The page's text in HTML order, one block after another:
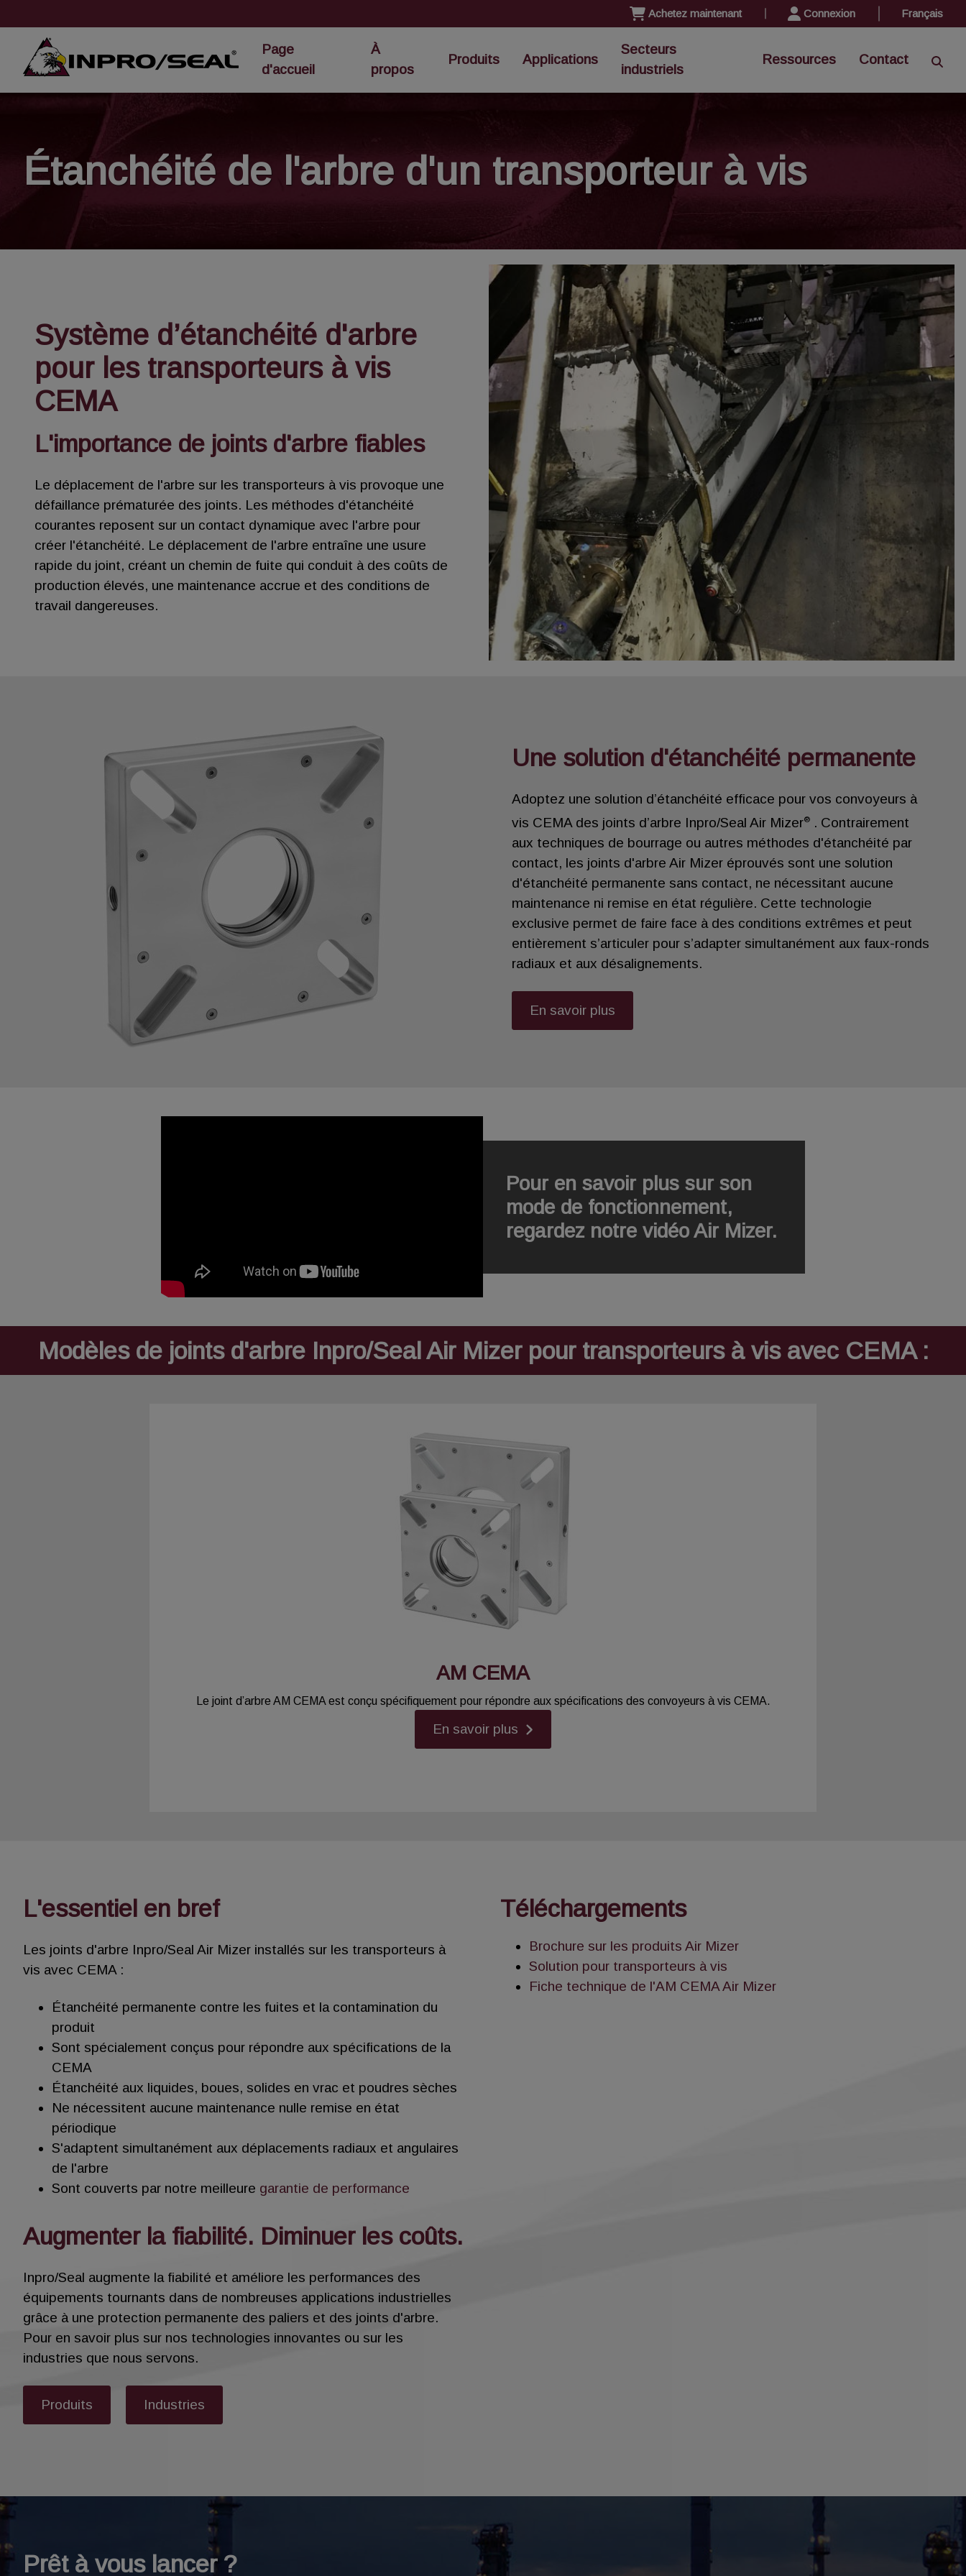
Achetez maintenant Connexion Français
Page
d'accueil
À
propos
Produits Applications
Secteurs
industriels
Ressources Contact
Étanchéité de l'arbre d'un transporteur à vis
Système d’étanchéité d'arbre
pour les transporteurs à vis
CEMA
L'importance de joints d'arbre fiables
Le déplacement de l'arbre sur les transporteurs à vis provoque une
défaillance prématurée des joints. Les méthodes d'étanchéité
courantes reposent sur un contact dynamique avec l'arbre pour
créer l'étanchéité. Le déplacement de l'arbre entraîne une usure
rapide du joint, créant un chemin de fuite qui conduit à des coûts de
production élevés, une maintenance accrue et des conditions de
travail dangereuses.
Une solution d'étanchéité permanente
Adoptez une solution d’étanchéité efficace pour vos convoyeurs à
vis CEMA des joints d’arbre Inpro/Seal Air Mizer® . Contrairement
aux techniques de bourrage ou autres méthodes d'étanchéité par
contact, les joints d'arbre Air Mizer éprouvés sont une solution
d'étanchéité permanente sans contact, ne nécessitant aucune
maintenance ni remise en état régulière. Cette technologie
exclusive permet de faire face à des conditions extrêmes et peut
entièrement s’articuler pour s’adapter simultanément aux faux-ronds
radiaux et aux désalignements.
En savoir plus
Pour en savoir plus sur son
mode de fonctionnement,
regardez notre vidéo Air Mizer.
Modèles de joints d'arbre Inpro/Seal Air Mizer pour transporteurs à vis avec CEMA :
AM CEMA
Le joint d’arbre AM CEMA est conçu spécifiquement pour répondre aux spécifications des convoyeurs à vis CEMA.
En savoir plus
L'essentiel en bref
Les joints d'arbre Inpro/Seal Air Mizer installés sur les transporteurs à
vis avec CEMA :
Étanchéité permanente contre les fuites et la contamination du
produit
Sont spécialement conçus pour répondre aux spécifications de la
CEMA
Étanchéité aux liquides, boues, solides en vrac et poudres sèches
Ne nécessitent aucune maintenance nulle remise en état
périodique
S'adaptent simultanément aux déplacements radiaux et angulaires
de l'arbre
Sont couverts par notre meilleure garantie de performance
Augmenter la fiabilité. Diminuer les coûts.
Inpro/Seal augmente la fiabilité et améliore les performances des
équipements tournants dans de nombreuses applications industrielles
grâce à une protection permanente des paliers et des joints d'arbre.
Pour en savoir plus sur nos technologies innovantes ou sur les
industries que nous servons.
Produits Industries
Téléchargements
Brochure sur les produits Air Mizer
Solution pour transporteurs à vis
Fiche technique de l'AM CEMA Air Mizer
Prêt à vous lancer ?